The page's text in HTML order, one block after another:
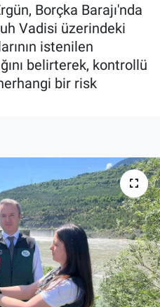
Borçka Barajı'nda
Vadisi üzerindeki
istenilen
belirterek, kontrollü
bir risk